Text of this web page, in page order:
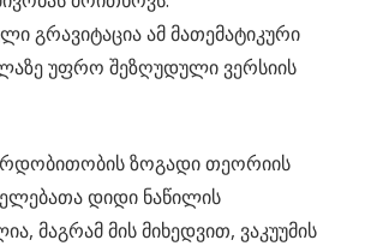
გრავიტაცია ამ მათემატიკური
უფრო შეზღუდული ვერსიის
ზოგადი თეორიის
დიდი ნაწილის
მაგრამ მის მიხედვით, ვაკუუმის